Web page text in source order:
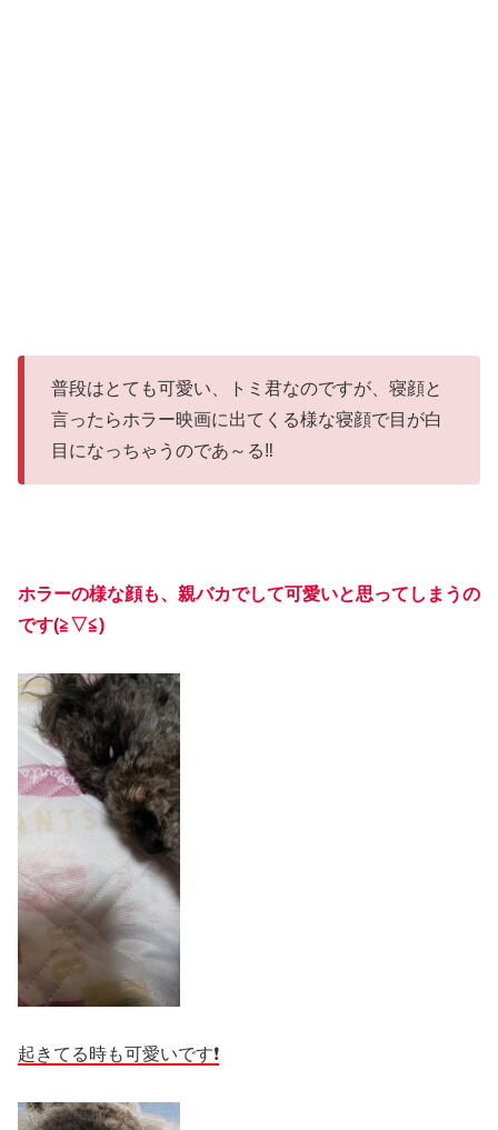
普段はとても可愛い、トミ君なのですが、寝顔と
言ったらホラー映画に出てくる様な寝顔で目が白
目になっちゃうのであ～る‼️
ホラーの様な顔も、親バカでして可愛いと思ってしまうの
です(≧▽≦)
起きてる時も可愛いです❗️